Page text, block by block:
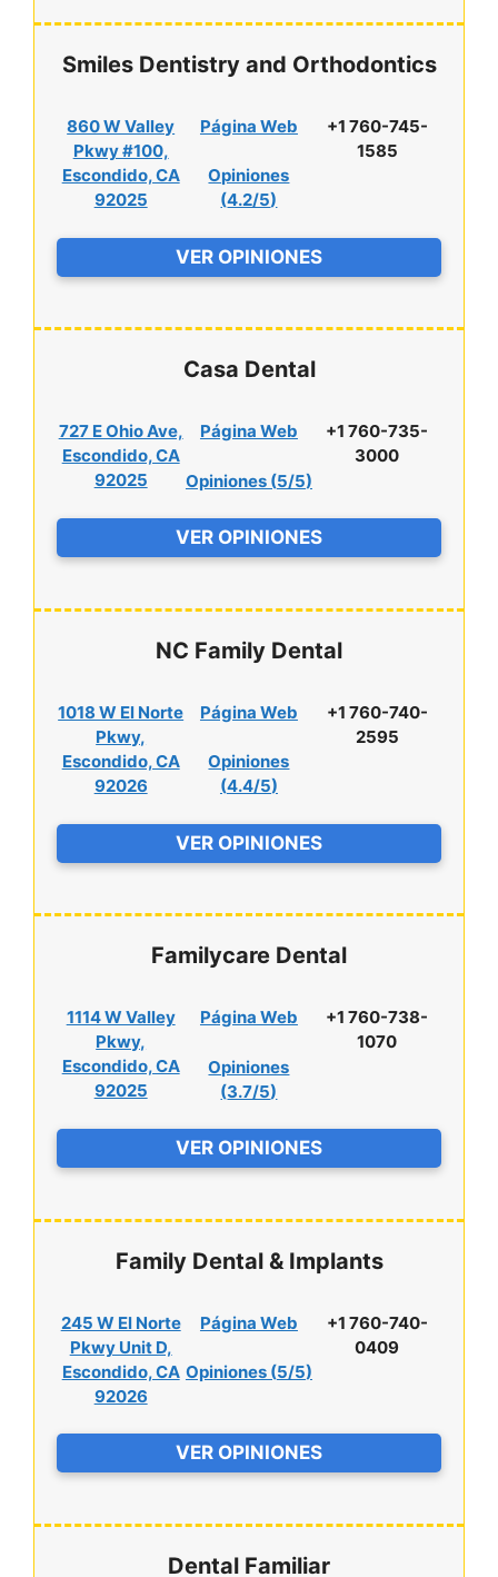
Smiles Dentistry and Orthodontics
860 W Valley
Pkwy #100,
Escondido, CA
92025
Página Web
Opiniones
(4.2/5)
+1 760-745-
1585
VER OPINIONES
Casa Dental
727 E Ohio Ave,
Escondido, CA
92025
Página Web
Opiniones (5/5)
+1 760-735-
3000
VER OPINIONES
NC Family Dental
1018 W El Norte
Pkwy,
Escondido, CA
92026
Página Web
Opiniones
(4.4/5)
+1 760-740-
2595
VER OPINIONES
Familycare Dental
1114 W Valley
Pkwy,
Escondido, CA
92025
Página Web
Opiniones
(3.7/5)
+1 760-738-
1070
VER OPINIONES
Family Dental & Implants
245 W El Norte
Pkwy Unit D,
Escondido, CA
92026
Página Web
Opiniones (5/5)
+1 760-740-
0409
VER OPINIONES
Dental Familiar